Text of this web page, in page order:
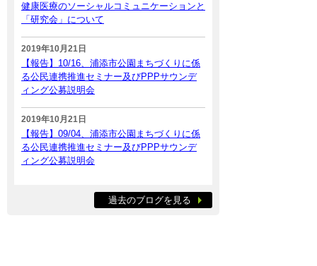
健康医療のソーシャルコミュニケーションと
「研究会」について
2019年10月21日
【報告】10/16、浦添市公園まちづくりに係
る公民連携推進セミナー及びPPPサウンデ
ィング公募説明会
2019年10月21日
【報告】09/04、浦添市公園まちづくりに係
る公民連携推進セミナー及びPPPサウンデ
ィング公募説明会
過去のブログを見る